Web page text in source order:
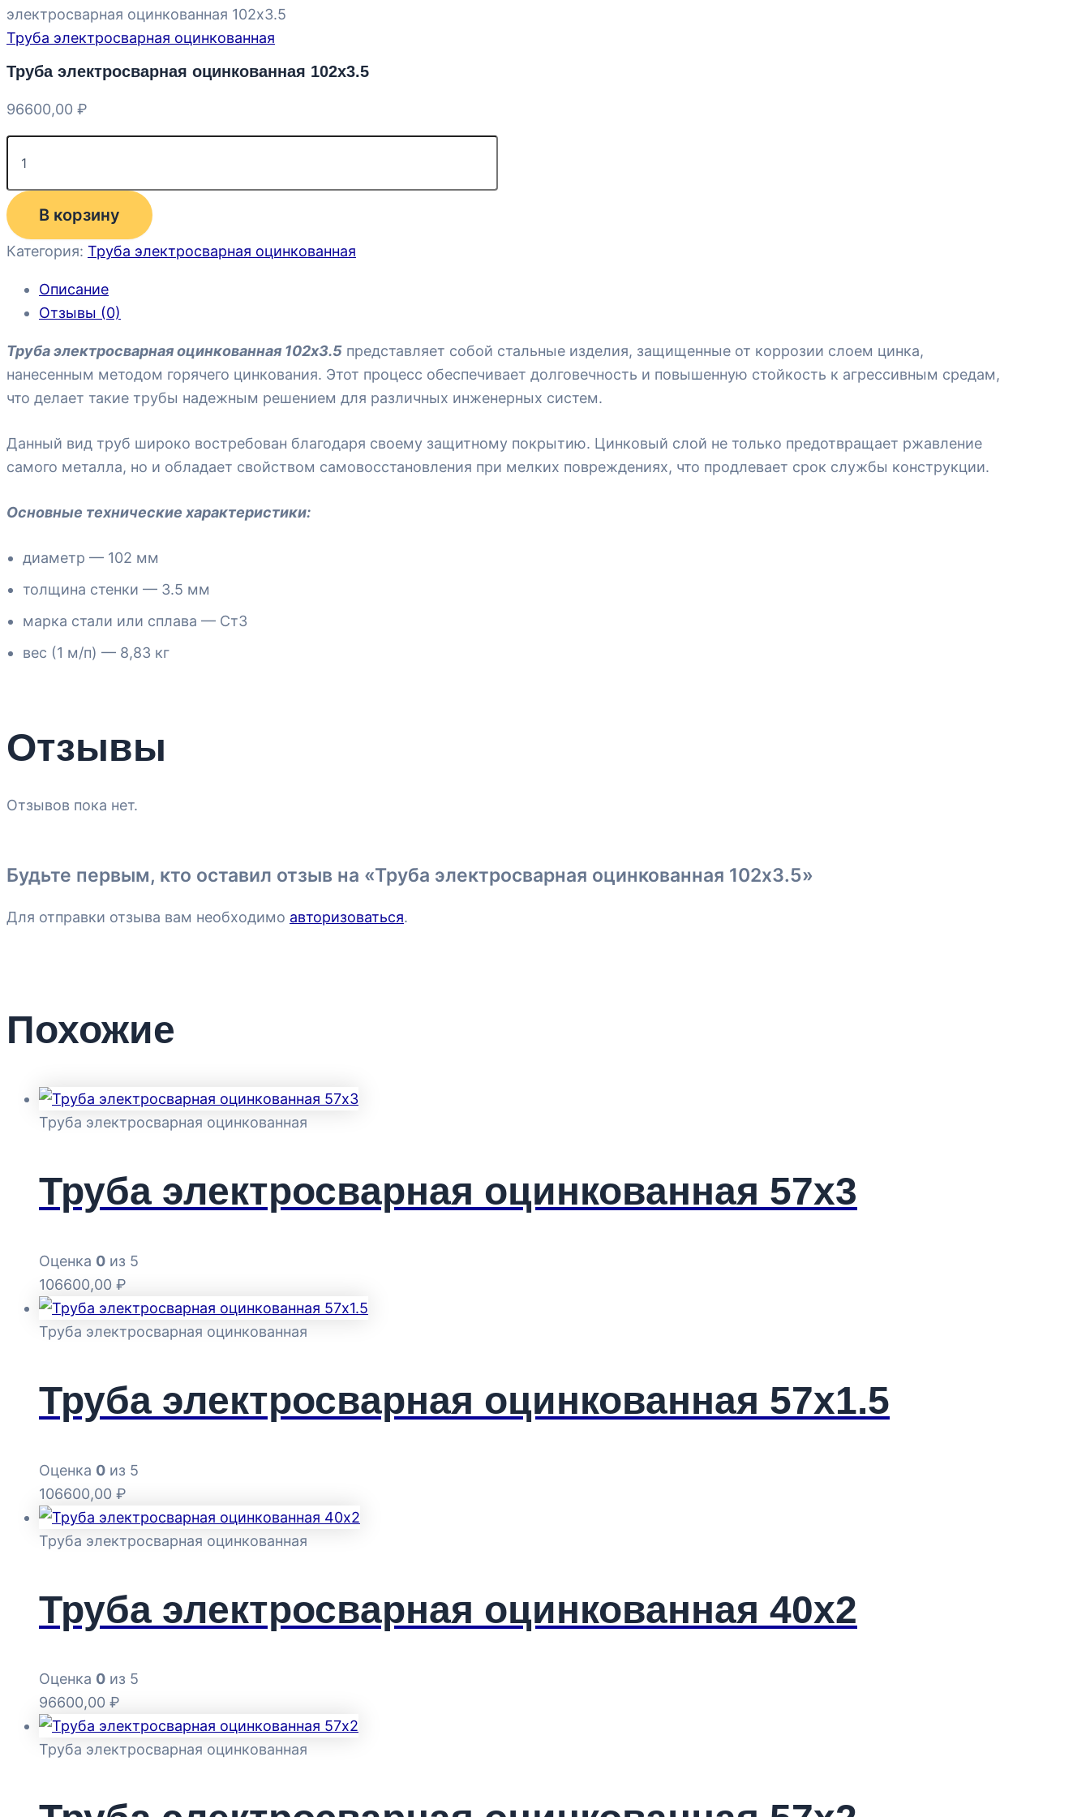
электросварная оцинкованная 102х3.5
Труба электросварная оцинкованная
Труба электросварная оцинкованная 102х3.5
96600,00 ₽
В корзину
Категория: Труба электросварная оцинкованная
Описание
Отзывы (0)
Труба электросварная оцинкованная 102х3.5 представляет собой стальные изделия, защищенные от коррозии слоем цинка,
нанесенным методом горячего цинкования. Этот процесс обеспечивает долговечность и повышенную стойкость к агрессивным средам,
что делает такие трубы надежным решением для различных инженерных систем.
Данный вид труб широко востребован благодаря своему защитному покрытию. Цинковый слой не только предотвращает ржавление
самого металла, но и обладает свойством самовосстановления при мелких повреждениях, что продлевает срок службы конструкции.
Основные технические характеристики:
диаметр — 102 мм
толщина стенки — 3.5 мм
марка стали или сплава — Ст3
вес (1 м/п) — 8,83 кг
Отзывы
Отзывов пока нет.
Будьте первым, кто оставил отзыв на «Труба электросварная оцинкованная 102х3.5»
Для отправки отзыва вам необходимо авторизоваться.
Похожие
Труба электросварная оцинкованная
Труба электросварная оцинкованная 57х3
Оценка 0 из 5
106600,00 ₽
Труба электросварная оцинкованная
Труба электросварная оцинкованная 57х1.5
Оценка 0 из 5
106600,00 ₽
Труба электросварная оцинкованная
Труба электросварная оцинкованная 40х2
Оценка 0 из 5
96600,00 ₽
Труба электросварная оцинкованная